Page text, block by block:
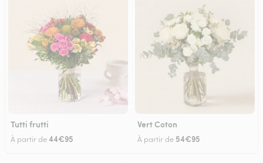
Tutti frutti
À partir de44€95
Vert Coton
À partir de 54€95